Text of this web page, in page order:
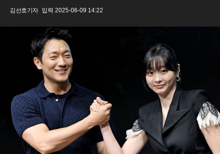
김선호기자 입력 2025-06-09 14:22